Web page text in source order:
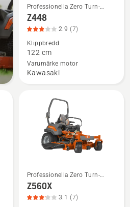
Se
mer
information
om
Z448,
produktbetyg
Professionella Zero Turn-
klippare
Z448
2.9 (7)
Klippbredd
122 cm
Varumärke motor
Kawasaki
Se
mer
information
Professionella Zero Turn-
klippare
Z560X
3.1 (7)